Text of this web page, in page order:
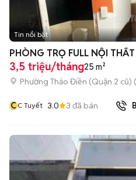
Tin nổi bật
PHÒNG TRỌ FULL NỘI THẤT
3,5 triệu/tháng25 m²
Phường Thảo Điền (Quận 2 cũ) (
CC Tuyết 3.0 3 đã bán